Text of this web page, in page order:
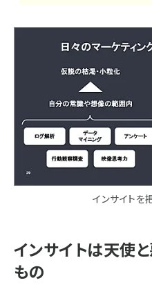
インサイトを
インサイトは天使
もの